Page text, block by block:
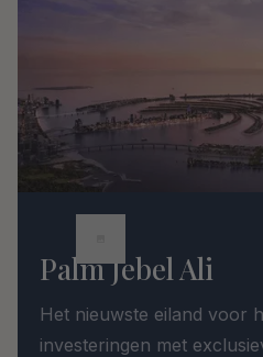
Palm Jebel Ali
Het nieuwste eiland voor
investeringen met